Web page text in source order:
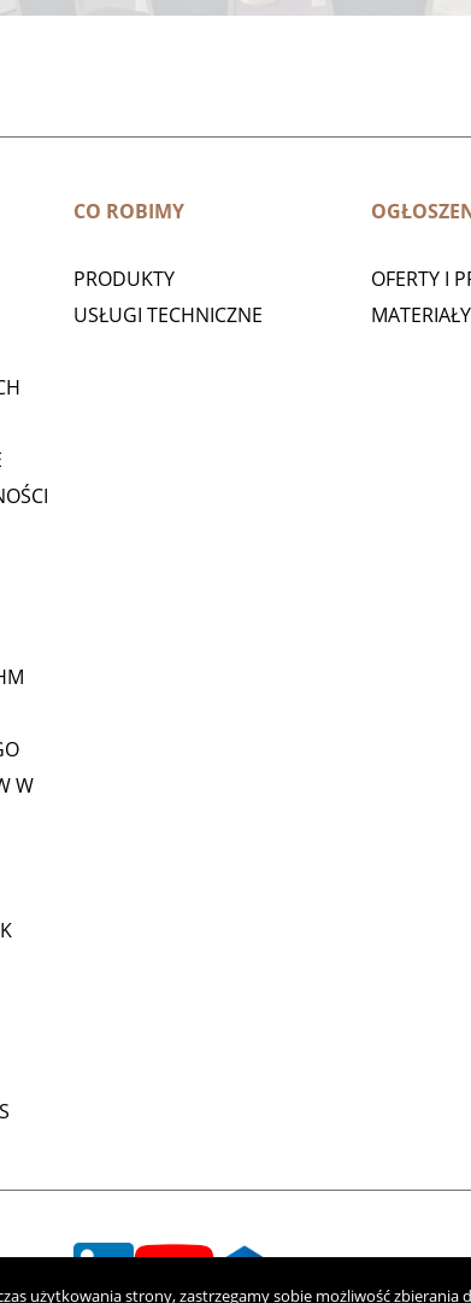
W
CO ROBIMY
PRODUKTY
USŁUGI TECHNICZNE
OFERTY I
użytkowania strony, zastrzegamy sobie możliwość zbierania